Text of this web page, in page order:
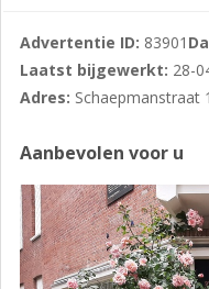
Advertentie ID: 83901
Laatst bijgewerkt: 28-
Adres: Schaepmanstraat
Aanbevolen voor u